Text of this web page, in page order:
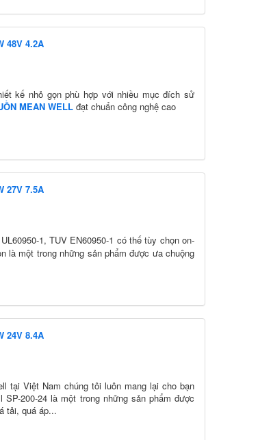
48V 4.2A
kế nhỏ gọn phù hợp với nhiều mục đích sử
MEAN WELL đạt chuẩn công nghệ cao
27V 7.5A
1, TUV EN60950-1 có thế tùy chọn on-
là một trong những sản phẩm được ưa chuộng
24V 8.4A
tại Việt Nam chúng tôi luôn mang lại cho bạn
200-24 là một trong những sản phẩm được
tải, quá áp...